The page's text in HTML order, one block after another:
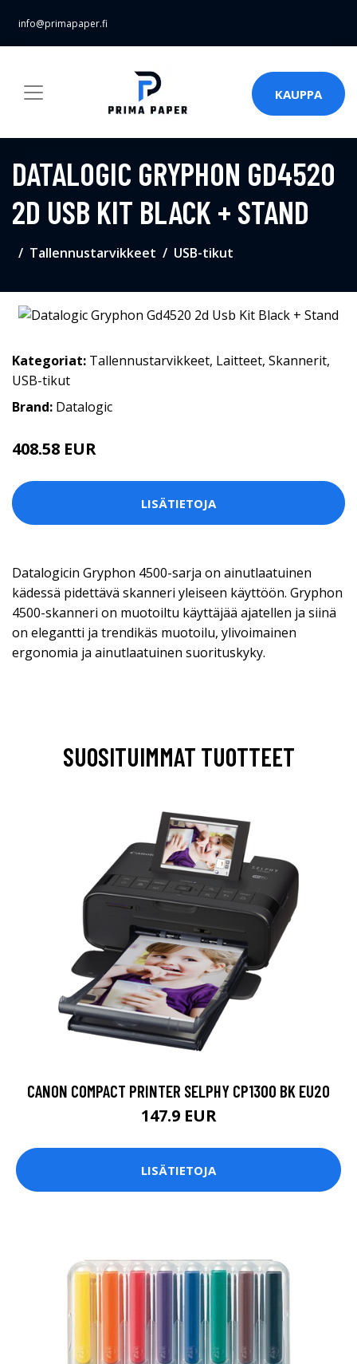
info@primapaper.fi
KAUPPA
DATALOGIC GRYPHON GD4520
2D USB KIT BLACK + STAND
Tallennustarvikkeet USB-tikut
Kategoriat: Tallennustarvikkeet, Laitteet, Skannerit,
USB-tikut
Brand: Datalogic
408.58 EUR
LISÄTIETOJA
Datalogicin Gryphon 4500-sarja on ainutlaatuinen
kädessä pidettävä skanneri yleiseen käyttöön. Gryphon
4500-skanneri on muotoiltu käyttäjää ajatellen ja siinä
on elegantti ja trendikäs muotoilu, ylivoimainen
ergonomia ja ainutlaatuinen suorituskyky.
SUOSITUIMMAT TUOTTEET
CANON COMPACT PRINTER SELPHY CP1300 BK EU20
147.9 EUR
LISÄTIETOJA